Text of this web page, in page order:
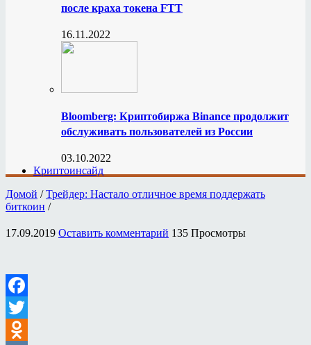
после краха токена FTT
16.11.2022
Bloomberg: Криптобиржа Binance продолжит
обслуживать пользователей из России
03.10.2022
Криптоинсайд
Домой / Трейдер: Настало отличное время поддержать
биткоин /
17.09.2019 Оставить комментарий 135 Просмотры
Facebook
Twitter